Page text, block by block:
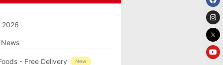
2026
- Free Delivery New